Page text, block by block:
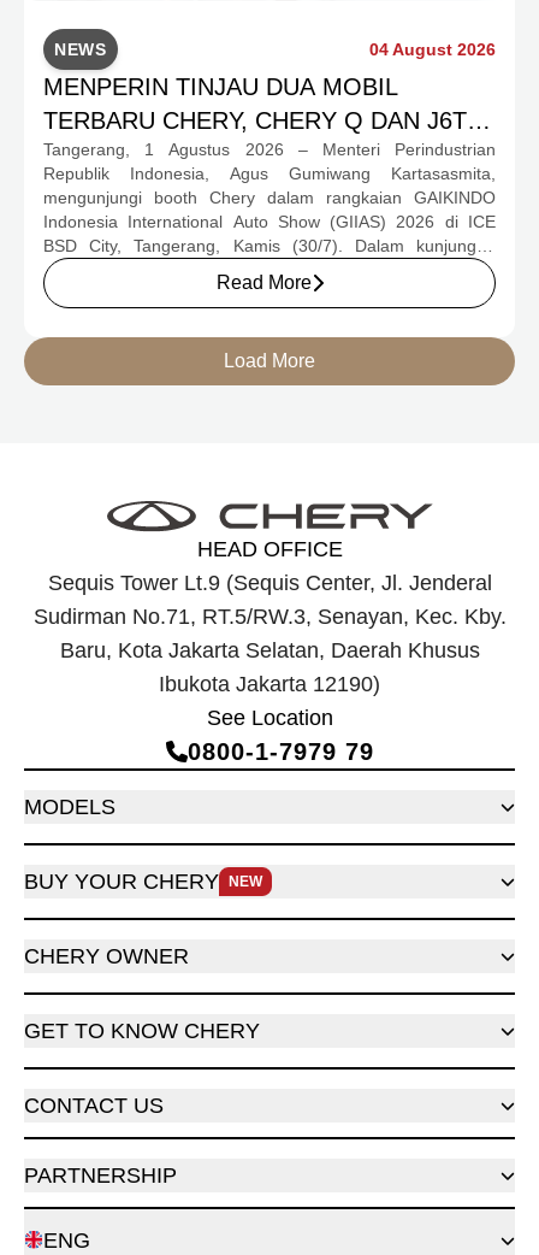
NEWS 04 August 2026
MENPERIN TINJAU DUA MOBIL
TERBARU CHERY, CHERY Q DAN J6T
CSH YANG JADI SOROTAN DI GIIAS
2026
Tangerang, 1 Agustus 2026 – Menteri Perindustrian
Republik Indonesia, Agus Gumiwang Kartasasmita,
mengunjungi booth Chery dalam rangkaian GAIKINDO
Indonesia International Auto Show (GIIAS) 2026 di ICE
BSD City, Tangerang, Kamis (30/7). Dalam kunjungan
tersebut, Menteri Perindustrian meninjau dua produk
elektrifikasi terbaru Chery, yakni Chery Q, compact EV
berteknologi Range-Extended Electric Vehicle (REEV) yang
dirancang untuk mendukung perjalanan jarak jauh.
Read More
Load More
HEAD OFFICE
Sequis Tower Lt.9 (Sequis Center, Jl. Jenderal
Sudirman No.71, RT.5/RW.3, Senayan, Kec. Kby.
Baru, Kota Jakarta Selatan, Daerah Khusus
Ibukota Jakarta 12190)
See Location
0800‑1‑7979 79
MODELS
BUY YOUR CHERY NEW
CHERY OWNER
GET TO KNOW CHERY
CONTACT US
PARTNERSHIP
ENG